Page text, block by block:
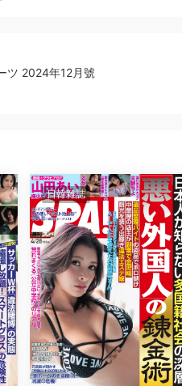
ツ 2024年12月號
日韓雜誌